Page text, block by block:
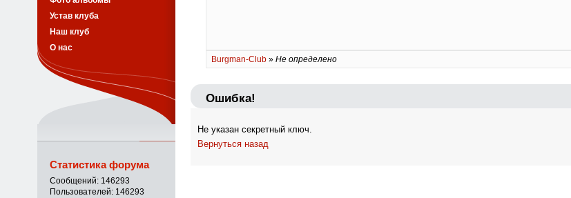
Burgman-Club» Не определено
Ошибка!
Не указан секретный ключ.
Вернуться назад
Устав клуба
Наш клуб
О нас
Статистика форума
Сообщений: 146293
Пользователей: 146293